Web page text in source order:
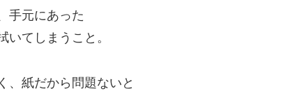
手元にあった
いてしまうこと。
、紙だから問題ないと